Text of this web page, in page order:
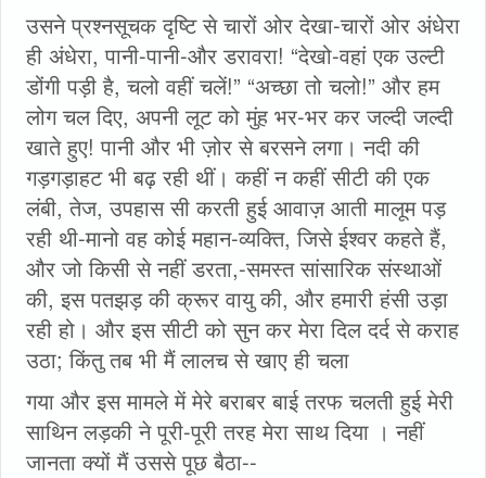
उसने प्रश्नसूचक दृष्टि से चारों ओर देखा-चारों ओर अंधेरा
ही अंधेरा, पानी-पानी-और डरावरा! “देखो-वहां एक उल्टी
डोंगी पड़ी है, चलो वहीं चलें!” “अच्छा तो चलो!” और हम
लोग चल दिए, अपनी लूट को मुंह भर-भर कर जल्दी जल्दी
खाते हुए! पानी और भी ज़ोर से बरसने लगा। नदी की
गड़गड़ाहट भी बढ़ रही थीं। कहीं न कहीं सीटी की एक
लंबी, तेज, उपहास सी करती हुई आवाज़ आती मालूम पड़
रही थी-मानो वह कोई महान-व्यक्ति, जिसे ईश्वर कहते हैं,
और जो किसी से नहीं डरता,-समस्त सांसारिक संस्थाओं
की, इस पतझड़ की क्रूर वायु की, और हमारी हंसी उड़ा
रही हो। और इस सीटी को सुन कर मेरा दिल दर्द से कराह
उठा; किंतु तब भी मैं लालच से खाए ही चला
गया और इस मामले में मेरे बराबर बाई तरफ चलती हुई मेरी
साथिन लड़की ने पूरी-पूरी तरह मेरा साथ दिया । नहीं
जानता क्यों मैं उससे पूछ बैठा--